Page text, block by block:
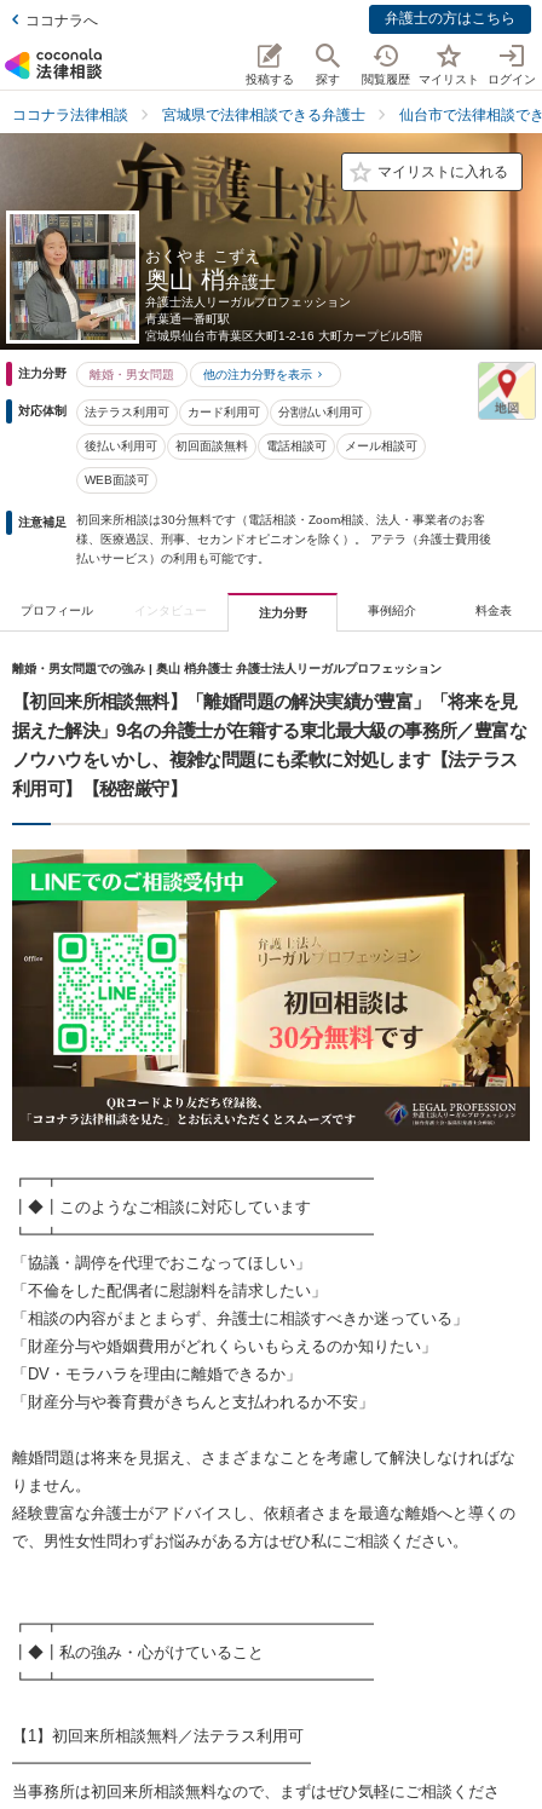
ココナラへ 弁護士の方はこちら
投稿する 探す 閲覧履歴 マイリスト ログイン
ココナラ法律相談 宮城県で法律相談できる弁護士 仙台市で法律相談で
マイリストに入れる
おくやま こずえ
奥山 梢弁護士
弁護士法人リーガルプロフェッション
青葉通一番町駅
宮城県仙台市青葉区大町1-2-16 大町カープビル5階
注力分野 離婚・男女問題 他の注力分野を表示
対応体制 法テラス利用可 カード利用可 分割払い利用可
後払い利用可 初回面談無料 電話相談可 メール相談可
WEB面談可
注意補足
初回来所相談は30分無料です（電話相談・Zoom相談、法人・事業者のお客
様、医療過誤、刑事、セカンドオピニオンを除く）。 アテラ（弁護士費用後
払いサービス）の利用も可能です。
プロフィール インタビュー 注力分野 事例紹介 料金表
離婚・男女問題での強み | 奥山 梢弁護士 弁護士法人リーガルプロフェッション
【初回来所相談無料】「離婚問題の解決実績が豊富」「将来を見
据えた解決」9名の弁護士が在籍する東北最大級の事務所／豊富な
ノウハウをいかし、複雑な問題にも柔軟に対処します【法テラス
利用可】【秘密厳守】
┏━┳━━━━━━━━━━━━━━━━━━━━
┃◆┃このようなご相談に対応しています
┗━┻━━━━━━━━━━━━━━━━━━━━
「協議・調停を代理でおこなってほしい」
「不倫をした配偶者に慰謝料を請求したい」
「相談の内容がまとまらず、弁護士に相談すべきか迷っている」
「財産分与や婚姻費用がどれくらいもらえるのか知りたい」
「DV・モラハラを理由に離婚できるか」
「財産分与や養育費がきちんと支払われるか不安」
離婚問題は将来を見据え、さまざまなことを考慮して解決しなければな
りません。
経験豊富な弁護士がアドバイスし、依頼者さまを最適な離婚へと導くの
で、男性女性問わずお悩みがある方はぜひ私にご相談ください。
┏━┳━━━━━━━━━━━━━━━━━━━━
┃◆┃私の強み・心がけていること
┗━┻━━━━━━━━━━━━━━━━━━━━
【1】初回来所相談無料／法テラス利用可
━━━━━━━━━━━━━━━━━━━
当事務所は初回来所相談無料なので、まずはぜひ気軽にご相談くださ